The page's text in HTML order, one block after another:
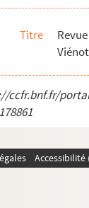
Titre
ccfr.bnf.fr/